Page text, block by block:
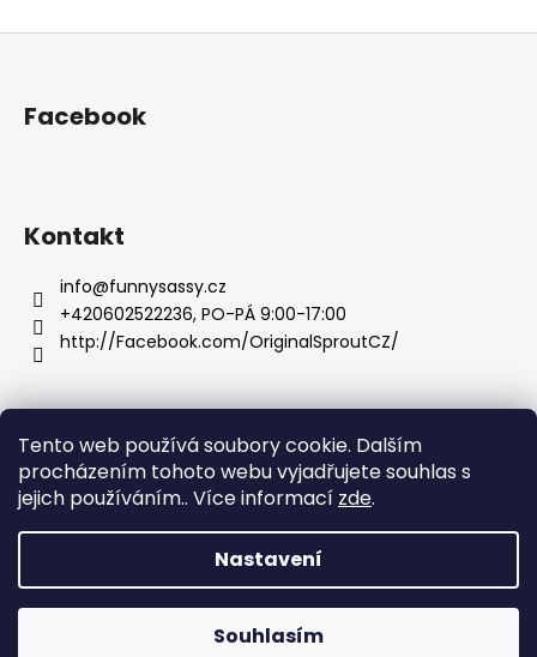
Tento web používá soubory cookie. Dalším
procházením tohoto webu vyjadřujete souhlas s
jejich používáním.. Více informací zde.
Nastavení
Souhlasím
Vážení zákazníci, od 4.8.- 19.8. 2026 čerpáme dovolenou a
odesílat zásilky budeme se zpožděním. Děkujeme za vaši
trpělivost a přejeme vám krásné léto! Monika z Original
Facebook
Kontakt
info@funnysassy.cz
+420602522236, PO-PÁ 9:00-17:00
http://Facebook.com/OriginalSproutCZ/
Facebook Funny Sassy Instagram
facebook 2
funnysassy.cz
Copyright 2026Original Sprout CZ. Všechna práva
vyhrazena.